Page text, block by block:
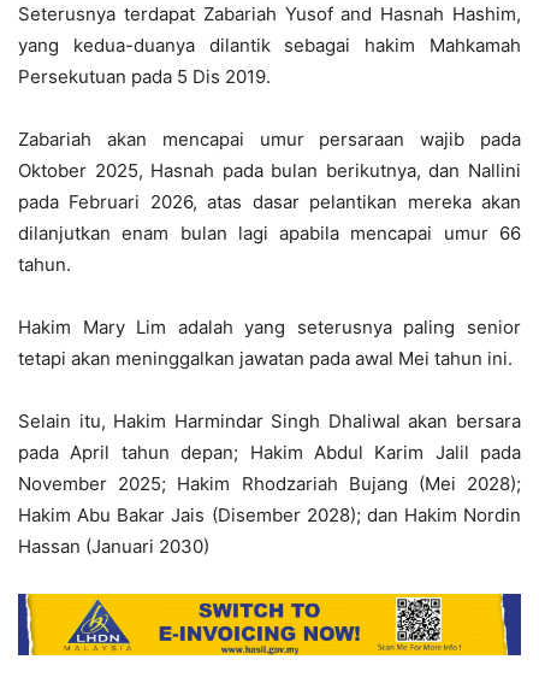
Seterusnya terdapat Zabariah Yusof and Hasnah Hashim,
yang kedua-duanya dilantik sebagai hakim Mahkamah
Persekutuan pada 5 Dis 2019.
Zabariah akan mencapai umur persaraan wajib pada
Oktober 2025, Hasnah pada bulan berikutnya, dan Nallini
pada Februari 2026, atas dasar pelantikan mereka akan
dilanjutkan enam bulan lagi apabila mencapai umur 66
tahun.
Hakim Mary Lim adalah yang seterusnya paling senior
tetapi akan meninggalkan jawatan pada awal Mei tahun ini.
Selain itu, Hakim Harmindar Singh Dhaliwal akan bersara
pada April tahun depan; Hakim Abdul Karim Jalil pada
November 2025; Hakim Rhodzariah Bujang (Mei 2028);
Hakim Abu Bakar Jais (Disember 2028); dan Hakim Nordin
Hassan (Januari 2030)